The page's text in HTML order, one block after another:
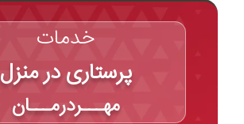
خدمات
پرستاری در منزل
مهـــردرمـــان